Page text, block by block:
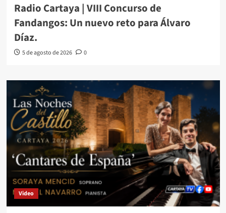
Radio Cartaya | VIII Concurso de
Fandangos: Un nuevo reto para Álvaro
Díaz.
5 de agosto de 2026 0
Video